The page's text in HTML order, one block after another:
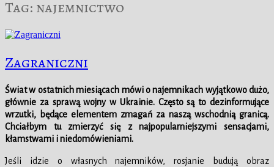
Tag: najemnictwo
Zagraniczni
Świat w ostatnich miesiącach mówi o najemnikach wyjątkowo dużo,
głównie za sprawą wojny w Ukrainie. Często są to dezinformujące
wrzutki, będące elementem zmagań za naszą wschodnią granicą.
Chciałbym tu zmierzyć się z najpopularniejszymi sensacjami,
kłamstwami i niedomówieniami.
Jeśli idzie o własnych najemników, rosjanie budują obraz